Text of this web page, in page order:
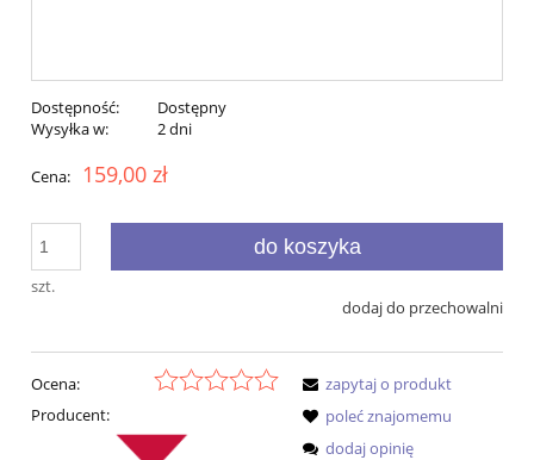
Dostępność:
Dostępny
Wysyłka w:
2 dni
Cena: 159,00 zł
szt.
do koszyka
dodaj do przechowalni
Ocena:
Producent:
zapytaj o produkt
poleć znajomemu
dodaj opinię